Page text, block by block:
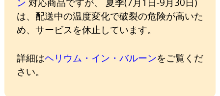
は、配送中の温度変化で破裂の危険が高いた
め、サービスを休止しています。
詳細はヘリウム・イン・バルーンをご覧くだ
さい。